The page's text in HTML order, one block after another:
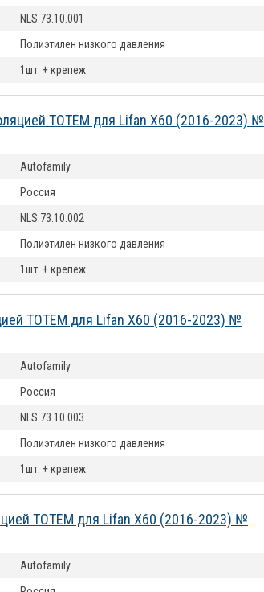
NLS.73.10.001
Полиэтилен низкого давления
1шт. + крепеж
TOTEM для Lifan X60 (2016-2023) №
Autofamily
Россия
NLS.73.10.002
Полиэтилен низкого давления
1шт. + крепеж
TOTEM для Lifan X60 (2016-2023) №
Autofamily
Россия
NLS.73.10.003
Полиэтилен низкого давления
1шт. + крепеж
TOTEM для Lifan X60 (2016-2023) №
Autofamily